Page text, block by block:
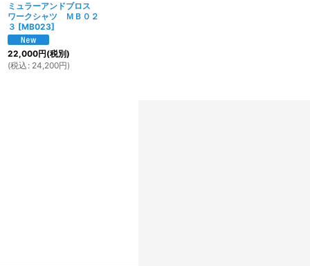
ミュラーアンドブロス
ワークシャツ ＭＢ０２
３ [MB023]
22,000円(税別)
(税込 : 24,200円)